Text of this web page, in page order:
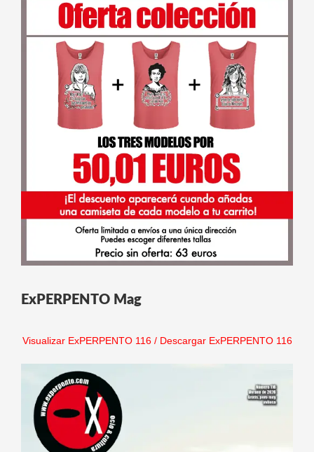
ExPERPENTO Mag
Visualizar ExPERPENTO 116/ Descargar ExPERPENTO 116